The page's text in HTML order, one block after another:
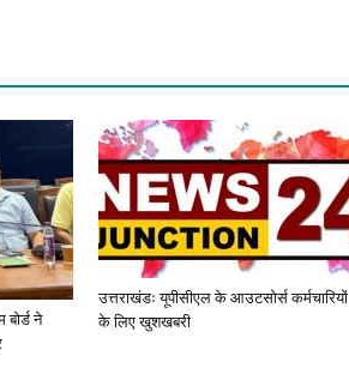
बोर्ड ने
उत्तराखंडः यूपीसीएल के आउटसोर्स कर्मचारियों
के लिए खुशखबरी